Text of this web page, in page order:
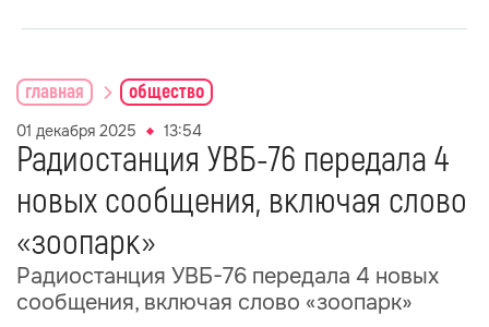
главная общество
01 декабря 2025 13:54
Радиостанция УВБ-76 передала 4
новых сообщения, включая слово
«зоопарк»
Радиостанция УВБ-76 передала 4 новых
сообщения, включая слово «зоопарк»